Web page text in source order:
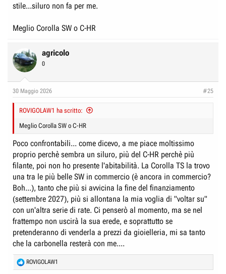
stile...siluro non fa per me.
Meglio Corolla SW o C-HR
agricolo
0
30 Maggio 2026 #25
ROVIGOLAW1 ha scritto:
Meglio Corolla SW o C-HR
Poco confrontabili... come dicevo, a me piace moltissimo
proprio perchè sembra un siluro, più del C-HR perchè più
filante, poi non ho presente l'abitabilità. La Corolla TS la trovo
una tra le più belle SW in commercio (è ancora in commercio?
Boh...), tanto che più si avvicina la fine del finanziamento
(settembre 2027), più si allontana la mia voglia di "voltar su"
con un'altra serie di rate. Ci penserò al momento, ma se nel
frattempo non uscirà la sua erede, e soprattutto se
pretenderanno di venderla a prezzi da gioielleria, mi sa tanto
che la carbonella resterà con me....
R
e
ROVIGOLAW1